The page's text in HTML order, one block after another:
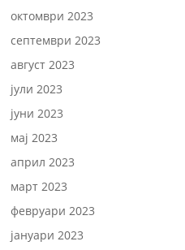
октомври 2023
септември 2023
август 2023
јули 2023
јуни 2023
мај 2023
април 2023
март 2023
февруари 2023
јануари 2023